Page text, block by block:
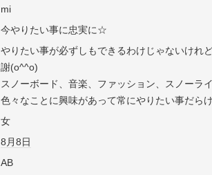
mi
今やりたい事に忠実に☆
やりたい事が必ずしもできるわけじゃないけれ
謝(o^^o)
スノーボード、音楽、ファッション、スノーラ
色々なことに興味があって常にやりたい事だら
女
8月8日
AB